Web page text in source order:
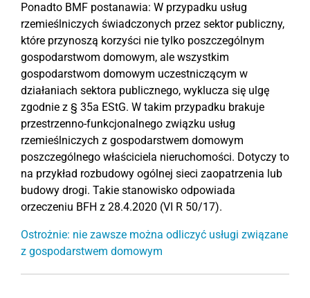
Ponadto BMF postanawia: W przypadku usług
rzemieślniczych świadczonych przez sektor publiczny,
które przynoszą korzyści nie tylko poszczególnym
gospodarstwom domowym, ale wszystkim
gospodarstwom domowym uczestniczącym w
działaniach sektora publicznego, wyklucza się ulgę
zgodnie z § 35a EStG. W takim przypadku brakuje
przestrzenno-funkcjonalnego związku usług
rzemieślniczych z gospodarstwem domowym
poszczególnego właściciela nieruchomości. Dotyczy to
na przykład rozbudowy ogólnej sieci zaopatrzenia lub
budowy drogi. Takie stanowisko odpowiada
orzeczeniu BFH z 28.4.2020 (VI R 50/17).
Ostrożnie: nie zawsze można odliczyć usługi związane
z gospodarstwem domowym